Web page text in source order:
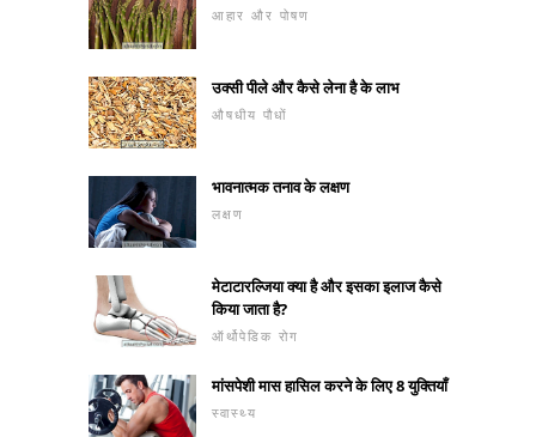
आहार और पोषण
उक्सी पीले और कैसे लेना है के लाभ
औषधीय पौधों
भावनात्मक तनाव के लक्षण
लक्षण
मेटाटारल्जिया क्या है और इसका इलाज कैसे
किया जाता है?
ऑर्थोपेडिक रोग
मांसपेशी मास हासिल करने के लिए 8 युक्तियाँ
स्वास्थ्य